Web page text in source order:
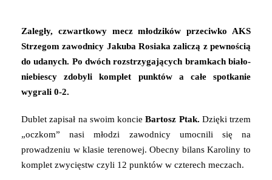
Zaległy, czwartkowy mecz młodzików przeciwko AKS
Strzegom zawodnicy Jakuba Rosiaka zaliczą z pewnością
do udanych. Po dwóch rozstrzygających bramkach biało-
niebiescy zdobyli komplet punktów a całe spotkanie
wygrali 0-2.
Dublet zapisał na swoim koncieBartosz Ptak. Dzięki trzem
„oczkom” nasi młodzi zawodnicy umocnili się na
prowadzeniu w klasie terenowej. Obecny bilans Karoliny to
komplet zwycięstw czyli 12 punktów w czterech meczach.